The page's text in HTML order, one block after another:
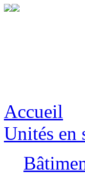
Accueil
Unités en